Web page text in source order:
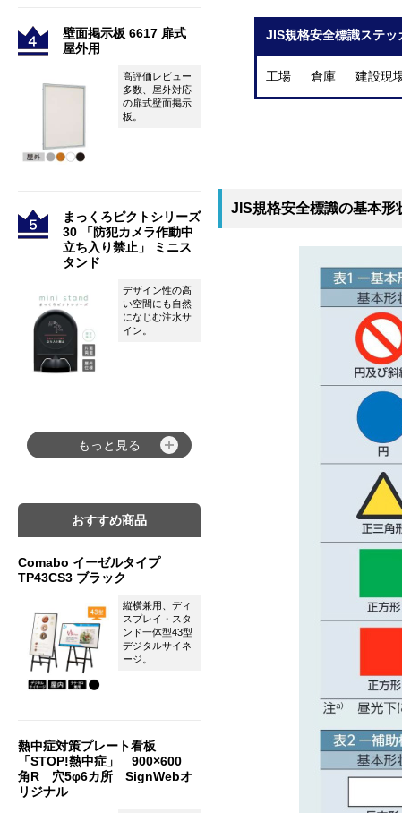
JIS規格安全標識ステ
工場 倉庫 建設現
JIS規格安全標識の基本形
壁面掲示板 6617 扉式
屋外用
高評価レビュー
多数、屋外対応
の扉式壁面掲示
板。
まっくろピクトシリーズ
30 「防犯カメラ作動中
立ち入り禁止」 ミニス
タンド
デザイン性の高
い空間にも自然
になじむ注水サ
イン。
もっと見る
おすすめ商品
Comabo イーゼルタイプ
TP43CS3 ブラック
縦横兼用、ディ
スプレイ・スタ
ンド一体型43型
デジタルサイネ
ージ。
熱中症対策プレート看板
「STOP!熱中症」 900×600
角R 穴5φ6カ所 SignWebオ
リジナル